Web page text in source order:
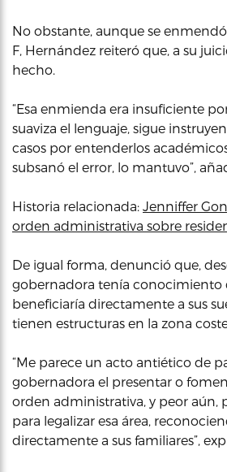
No obstante, aunque se
F, Hernández reiteró que, a su
hecho.
“Esa enmienda era insuficiente
suaviza el lenguaje, sigue
casos por entenderlos
subsanó el error, lo mantuvo”,
Historia relacionada: Jenniffer
orden administrativa sobre
De igual forma, denunció que,
gobernadora tenía conocimiento
beneficiaría directamente a sus
tienen estructuras en la zona
“Me parece un acto antiético de
gobernadora el presentar o
orden administrativa, y peor aún,
para legalizar esa área,
directamente a sus familiares”,